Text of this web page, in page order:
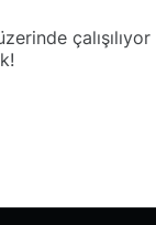
çalışılıyor